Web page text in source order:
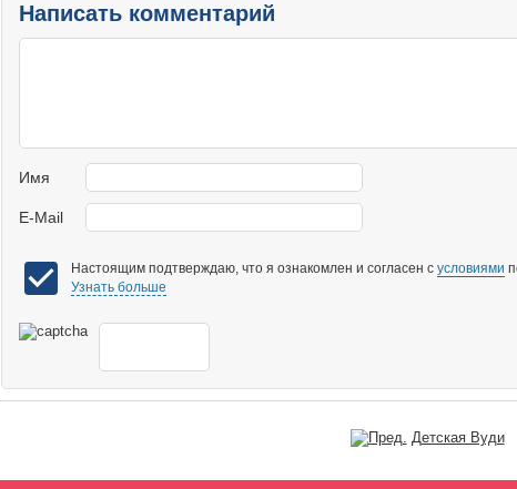
Написать комментарий
Имя
E-Mail
Настоящим подтверждаю, что я ознакомлен и согласен с условиями
Узнать больше
Детская Вуди